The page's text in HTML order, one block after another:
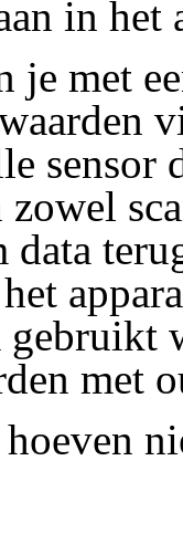
in het
je met
sensor
gebruikt
met